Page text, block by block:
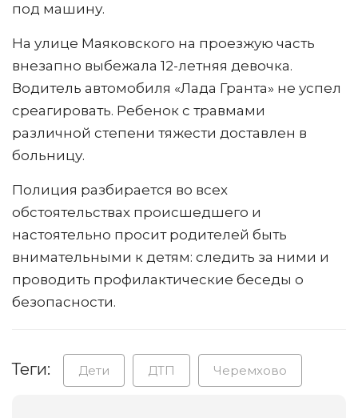
под машину.
На улице Маяковского на проезжую часть
внезапно выбежала 12-летняя девочка.
Водитель автомобиля «Лада Гранта» не успел
среагировать. Ребенок с травмами
различной степени тяжести доставлен в
больницу.
Полиция разбирается во всех
обстоятельствах происшедшего и
настоятельно просит родителей быть
внимательными к детям: следить за ними и
проводить профилактические беседы о
безопасности.
Теги: Дети ДТП Черемхово